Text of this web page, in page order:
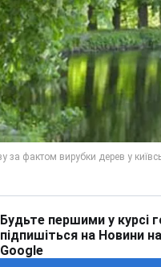
Будьте першими у курсі
підпишіться на Новини
Google